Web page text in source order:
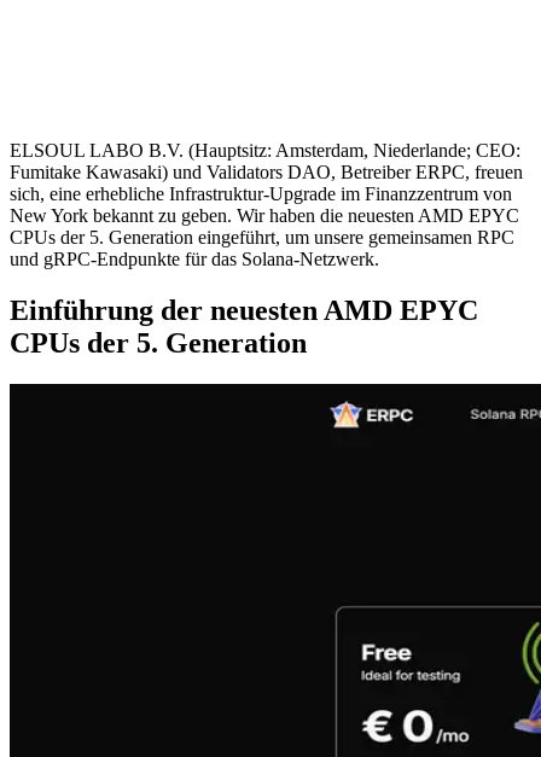
ELSOUL LABO B.V. (Hauptsitz: Amsterdam, Niederlande; CEO:
Fumitake Kawasaki) und Validators DAO, Betreiber ERPC, freuen
sich, eine erhebliche Infrastruktur-Upgrade im Finanzzentrum von
New York bekannt zu geben. Wir haben die neuesten AMD EPYC
CPUs der 5. Generation eingeführt, um unsere gemeinsamen RPC
und gRPC-Endpunkte für das Solana-Netzwerk.
Einführung der neuesten AMD EPYC
CPUs der 5. Generation